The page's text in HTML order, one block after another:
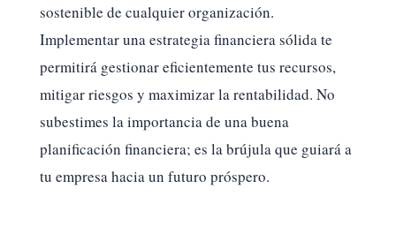
sostenible de cualquier organización.
Implementar una estrategia financiera sólida te
permitirá gestionar eficientemente tus recursos,
mitigar riesgos y maximizar la rentabilidad. No
subestimes la importancia de una buena
planificación financiera; es la brújula que guiará a
tu empresa hacia un futuro próspero.